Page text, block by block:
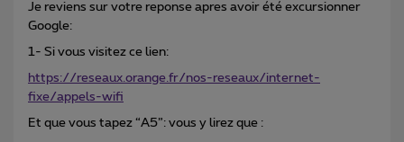
Je reviens sur votre reponse apres avoir été excursionner
Google:
1- Si vous visitez ce lien:
https://reseaux.orange.fr/nos-reseaux/internet-
fixe/appels-wifi
Et que vous tapez “A5”: vous y lirez que :